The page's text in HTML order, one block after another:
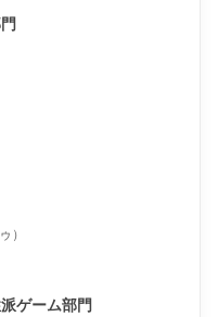
）
ゲーム部門